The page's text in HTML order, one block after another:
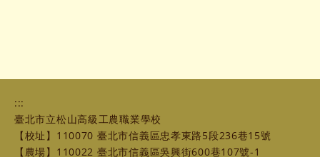
:::
臺北市立松山高級工農職業學校
【校址】110070 臺北市信義區忠孝東路5段236巷15號
【農場】110022 臺北市信義區吳興街600巷107號-1